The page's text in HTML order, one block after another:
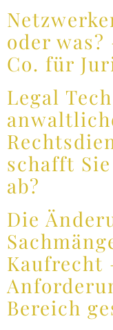
oder
Co. für
Legal
schafft
ab?
Die
Kaufrecht
Bereich